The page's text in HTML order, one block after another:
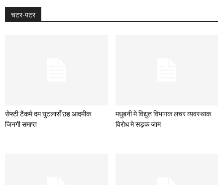
चटर-पटर
सेफ्टी टैंकमे दम घुटलासँ छह आदमीक
जिनगी समाप्त
मधुबनी मे विद्युत विभागक लचर व्यवस्थाक
विरोध मे सड़क जाम